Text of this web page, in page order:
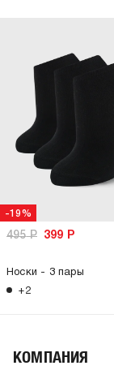
-19%
495Р 399 Р
Носки - 3 пары
+2
КОМПАНИЯ